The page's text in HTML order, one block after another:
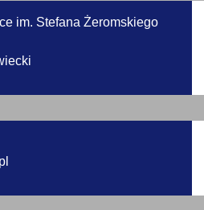
im. Stefana Żeromskiego